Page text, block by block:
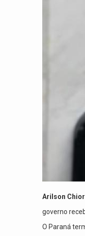
Arilson
governo
O Paraná